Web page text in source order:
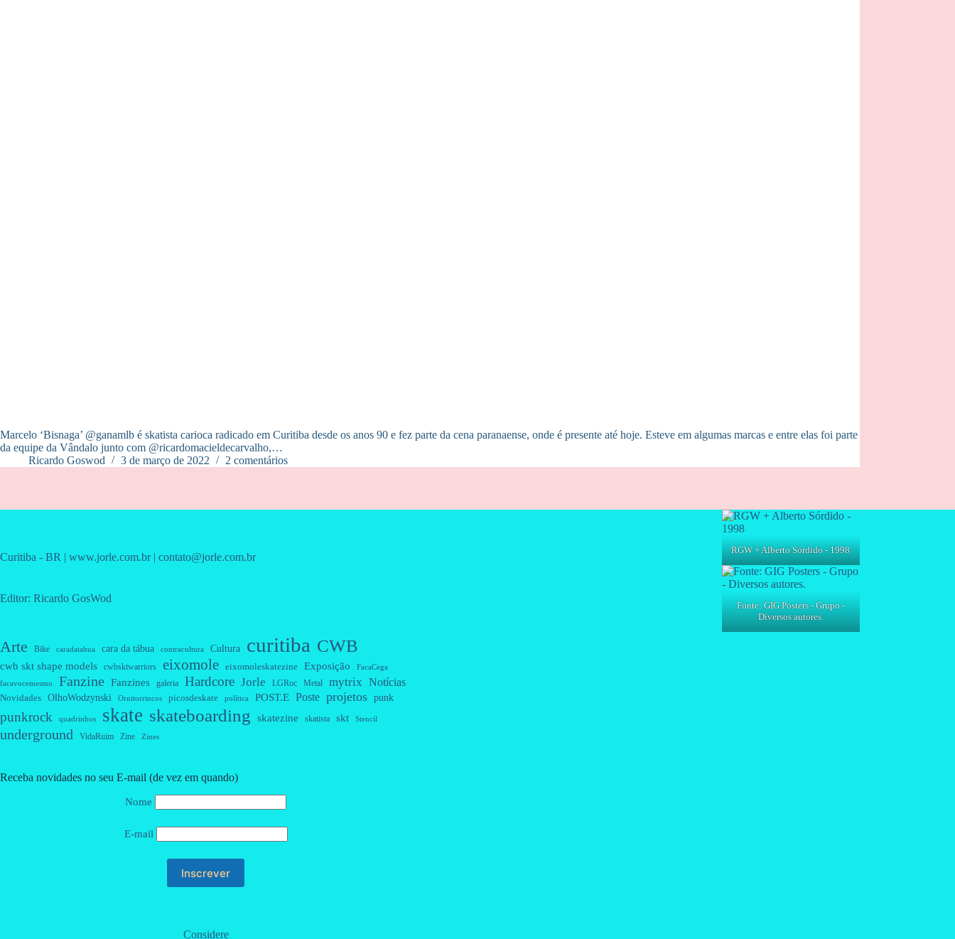
Marcelo ‘Bisnaga’ @ganamlb é skatista carioca radicado em Curitiba desde os anos 90 e fez parte da cena paranaense, onde é presente até hoje. Esteve em algumas marcas e entre elas foi parte
da equipe da Vândalo junto com @ricardomacieldecarvalho,…
Ricardo Goswod
3 de março de 2022 2 comentários
Curitiba - BR | www.jorle.com.br | contato@jorle.com.br
Editor: Ricardo GosWod
Arte Bike caradatabua cara da tábua contracultura Cultura curitiba CWB
cwb skt shape models cwbsktwarriors eixomole eixomoleskatezine Exposição FacaCega
facavocemesmo Fanzine Fanzines galeria Hardcore Jorle LGRoc Metal mytrix Notícias
Novidades OlhoWodzynski Ornitorrincos picosdeskate política POST.E Poste projetos punk
punkrock quadrinhos skate skateboarding skatezine skatista skt Stencil
underground VidaRuim Zine Zines
Receba novidades no seu E-mail (de vez em quando)
Nome
E-mail
Considere
RGW + Alberto Sórdido - 1998
Fonte: GIG Posters - Grupo -
Diversos autores.